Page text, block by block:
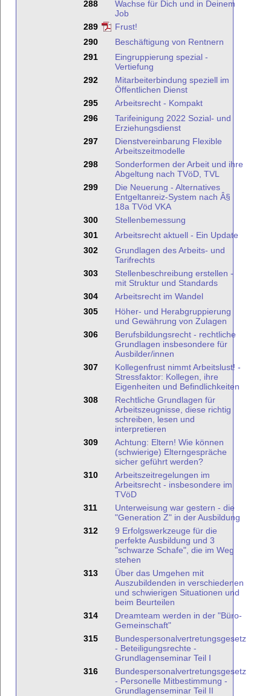
288
Wachse für Dich und in Deinem
Job
289
Frust!
290
Beschäftigung von Rentnern
291
Eingruppierung spezial -
Vertiefung
292
Mitarbeiterbindung speziell im
Öffentlichen Dienst
295
Arbeitsrecht - Kompakt
296
Tarifeinigung 2022 Sozial- und
Erziehungsdienst
297
Dienstvereinbarung Flexible
Arbeitszeitmodelle
298
Sonderformen der Arbeit und ihre
Abgeltung nach TVöD, TVL
299
Die Neuerung - Alternatives
Entgeltanreiz-System nach Â§
18a TVöd VKA
300
Stellenbemessung
301
Arbeitsrecht aktuell - Ein Update
302
Grundlagen des Arbeits- und
Tarifrechts
303
Stellenbeschreibung erstellen -
mit Struktur und Standards
304
Arbeitsrecht im Wandel
305
Höher- und Herabgruppierung
und Gewährung von Zulagen
306
Berufsbildungsrecht - rechtliche
Grundlagen insbesondere für
Ausbilder/innen
307
Kollegenfrust nimmt Arbeitslust! -
Stressfaktor: Kollegen, ihre
Eigenheiten und Befindlichkeiten
308
Rechtliche Grundlagen für
Arbeitszeugnisse, diese richtig
schreiben, lesen und
interpretieren
309
Achtung: Eltern! Wie können
(schwierige) Elterngespräche
sicher geführt werden?
310
Arbeitszeitregelungen im
Arbeitsrecht - insbesondere im
TVöD
311
Unterweisung war gestern - die
"Generation Z" in der Ausbildung
312
9 Erfolgswerkzeuge für die
perfekte Ausbildung und 3
"schwarze Schafe", die im Weg
stehen
313
Über das Umgehen mit
Auszubildenden in verschiedenen
und schwierigen Situationen und
beim Beurteilen
314
Dreamteam werden in der "Büro-
Gemeinschaft"
315
Bundespersonalvertretungsgesetz
- Beteiligungsrechte -
Grundlagenseminar Teil I
316
Bundespersonalvertretungsgesetz
- Personelle Mitbestimmung -
Grundlagenseminar Teil II